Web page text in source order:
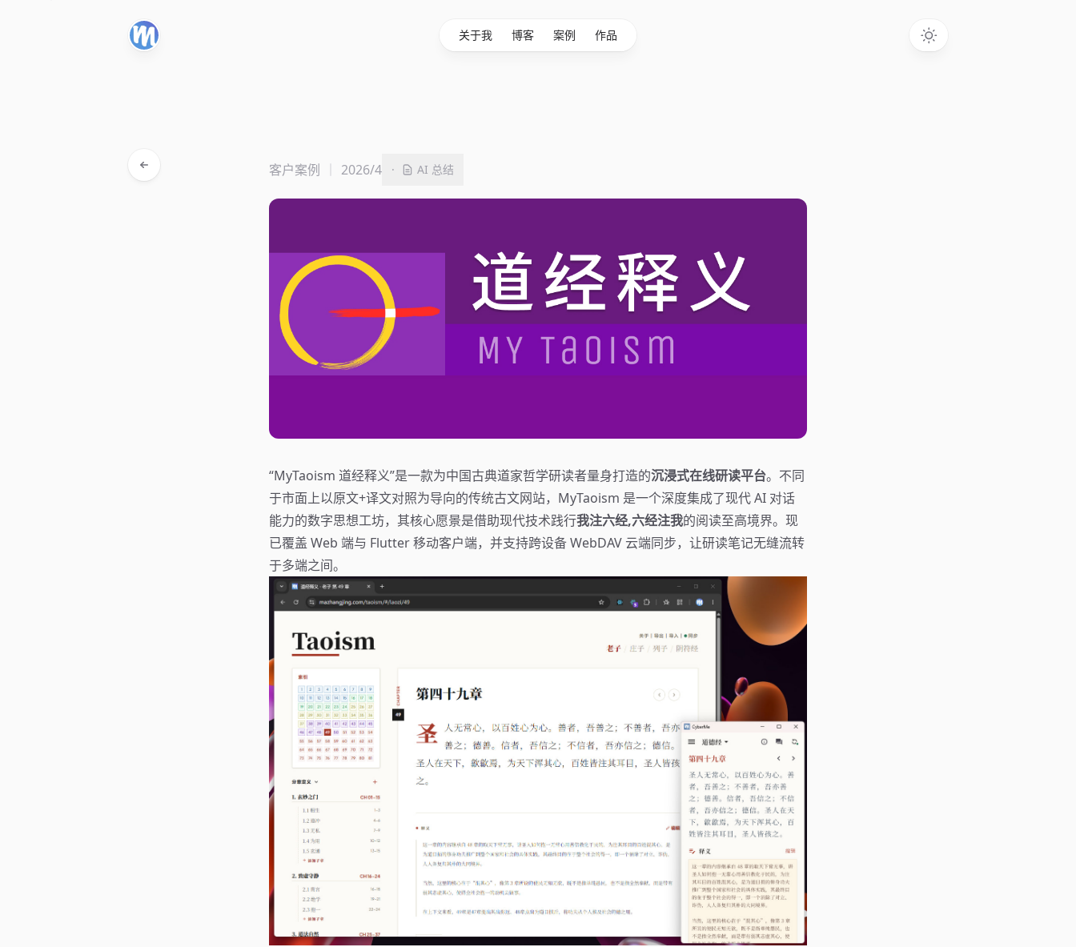
关于我 博客 案例 作品
客户案例 2026/4 · AI 总结
“MyTaoism 道经释义”是一款为中国古典道家哲学研读者量身打造的沉浸式在线研读平台。不同
于市面上以原文+译文对照为导向的传统古文网站，MyTaoism 是一个深度集成了现代 AI 对话
能力的数字思想工坊，其核心愿景是借助现代技术践行我注六经,六经注我的阅读至高境界。现
已覆盖 Web 端与 Flutter 移动客户端，并支持跨设备 WebDAV 云端同步，让研读笔记无缝流转
于多端之间。